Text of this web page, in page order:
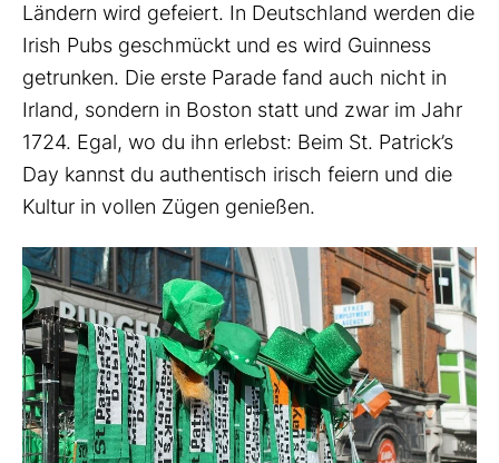
Ländern wird gefeiert. In Deutschland werden die
Irish Pubs geschmückt und es wird Guinness
getrunken. Die erste Parade fand auch nicht in
Irland, sondern in Boston statt und zwar im Jahr
1724. Egal, wo du ihn erlebst: Beim St. Patrick’s
Day kannst du authentisch irisch feiern und die
Kultur in vollen Zügen genießen.